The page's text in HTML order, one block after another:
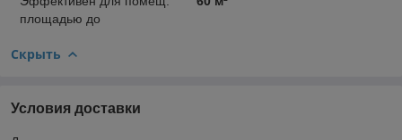
площадью до
Скрыть
Условия доставки